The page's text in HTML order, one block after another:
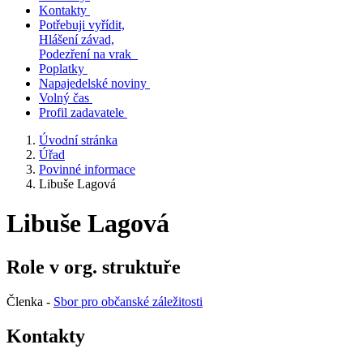
Kontakty
Potřebuji vyřídit,
Hlášení závad,
Podezření na vrak
Poplatky
Napajedelské noviny
Volný čas
Profil zadavatele
Úvodní stránka
Úřad
Povinné informace
Libuše Lagová
Libuše Lagová
Role v org. struktuře
Členka - Sbor pro občanské záležitosti
Kontakty